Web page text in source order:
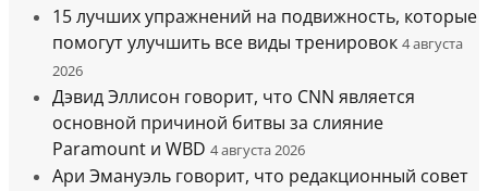
15 лучших упражнений на подвижность, которые
помогут улучшить все виды тренировок 4 августа
2026
Дэвид Эллисон говорит, что CNN является
основной причиной битвы за слияние
Paramount и WBD 4 августа 2026
Ари Эмануэль говорит, что редакционный совет